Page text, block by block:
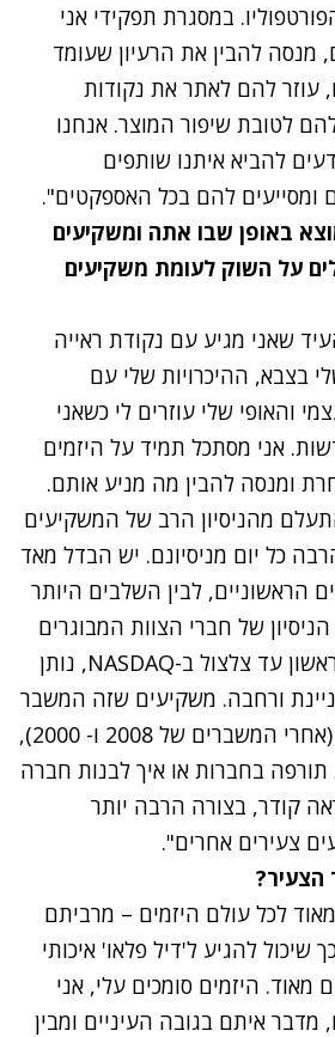
במסגרת תפקידי אני
מנסה להבין את הרעיון שעומד
עוזר להם לאתר את נקודות
לטובת שיפור המוצר. אנחנו
להביא איתנו שותפים
ומסייעים להם בכל האספקטים".
באופן שבו אתה ומשקיעים
על השוק לעומת משקיעים
שאני מגיע עם נקודת ראייה
בצבא, ההיכרויות שלי עם
והאופי שלי עוזרים לי כשאני
אני מסתכל תמיד על היזמים
ומנסה להבין מה מניע אותם.
מהניסיון הרב של המשקיעים
כל יום מניסיונם. יש הבדל מאד
הראשוניים, לבין השלבים היותר
של חברי הצוות המבוגרים
שלקחו חברות מצ'ק ראשון עד צלצול ב-NASDAQ, נותן
ורחבה. משקיעים שזה המשבר
השלישי שלהם ויותר (אחרי המשברים של 2008 ו- 2000),
תורפה בחברות או איך לבנות חברה
קודר, בצורה הרבה יותר
צעירים אחרים".
הצעיר?
מאוד לכל עולם היזמים – מרביתם
שיכול להגיע ל'דיל פלאו' איכותי
מאוד. היזמים סומכים עלי, אני
איתם בגובה העיניים ומבין